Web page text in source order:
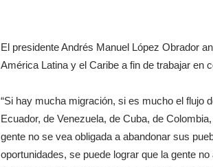
El presidente Andrés Manuel López Obrador
América Latina y el Caribe a fin de trabajar en
“Si hay mucha migración, si es mucho el flujo
Ecuador, de Venezuela, de Cuba, de
gente no se vea obligada a abandonar sus
oportunidades, se puede lograr que la gente